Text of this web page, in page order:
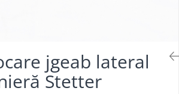
jgeab lateral
Stetter